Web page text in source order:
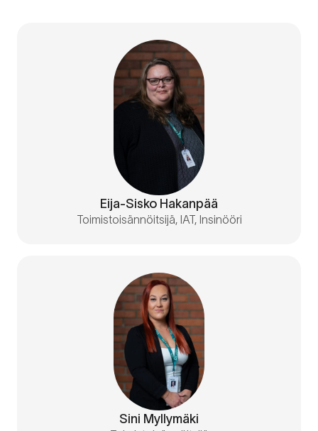
Eija-Sisko Hakanpää
Toimistoisännöitsijä, IAT, Insinööri
Sini Myllymäki